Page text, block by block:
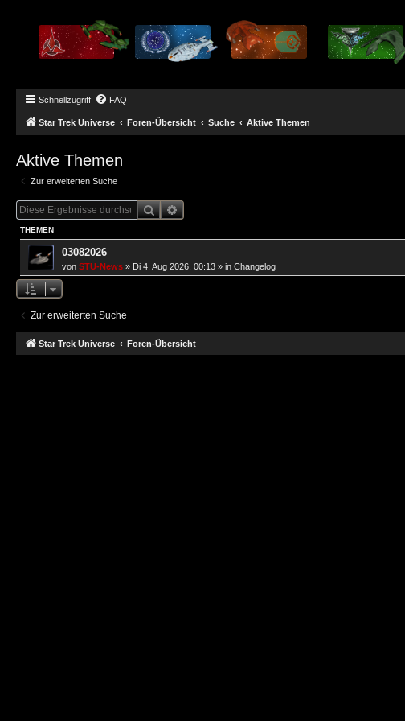
Schnellzugriff FAQ
Star Trek Universe Foren-Übersicht Suche Aktive Themen
Aktive Themen
Zur erweiterten Suche
SucheErweiterte Suche
THEMEN
03082026
von STU-News » Di 4. Aug 2026, 00:13 » in Changelog
Zur erweiterten Suche
Star Trek Universe Foren-Übersicht